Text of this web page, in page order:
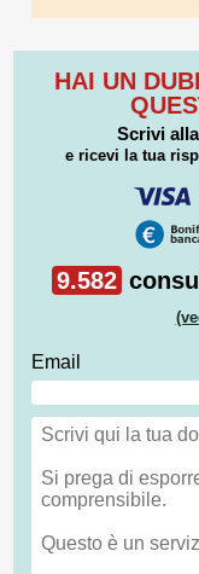
HAI UN
Scrivi
e ricevi la tua
9.582
Email